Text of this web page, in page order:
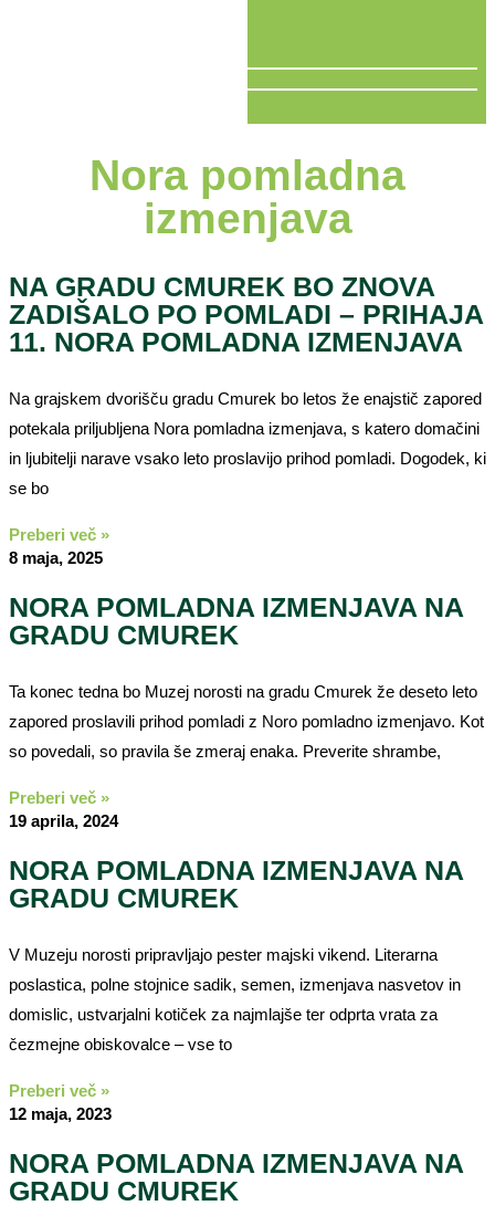
Nora pomladna
izmenjava
NA GRADU CMUREK BO ZNOVA
ZADIŠALO PO POMLADI – PRIHAJA
11. NORA POMLADNA IZMENJAVA
Na grajskem dvorišču gradu Cmurek bo letos že enajstič zapored
potekala priljubljena Nora pomladna izmenjava, s katero domačini
in ljubitelji narave vsako leto proslavijo prihod pomladi. Dogodek, ki
se bo
Preberi več »
8 maja, 2025
NORA POMLADNA IZMENJAVA NA
GRADU CMUREK
Ta konec tedna bo Muzej norosti na gradu Cmurek že deseto leto
zapored proslavili prihod pomladi z Noro pomladno izmenjavo. Kot
so povedali, so pravila še zmeraj enaka. Preverite shrambe,
Preberi več »
19 aprila, 2024
NORA POMLADNA IZMENJAVA NA
GRADU CMUREK
V Muzeju norosti pripravljajo pester majski vikend. Literarna
poslastica, polne stojnice sadik, semen, izmenjava nasvetov in
domislic, ustvarjalni kotiček za najmlajše ter odprta vrata za
čezmejne obiskovalce – vse to
Preberi več »
12 maja, 2023
NORA POMLADNA IZMENJAVA NA
GRADU CMUREK